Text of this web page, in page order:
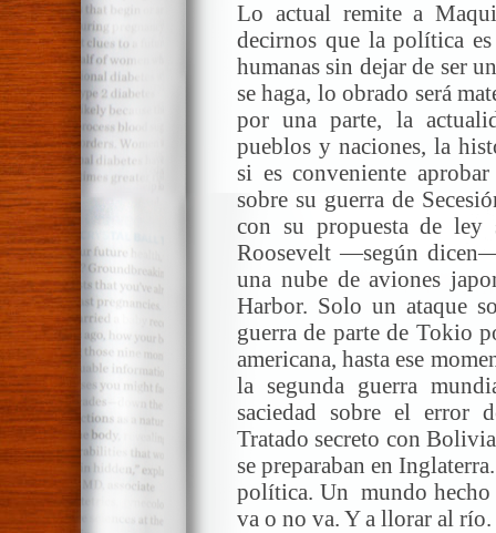
Lo actual remite a
decirnos que la política
humanas sin dejar de ser
se haga, lo obrado será
por una parte, la
pueblos y naciones, la
si es conveniente
sobre su guerra de
con su propuesta de
Roosevelt —según
una nube de aviones
Harbor. Solo un ataque
guerra de parte de Tokio
americana, hasta ese
la segunda guerra
saciedad sobre el error
Tratado secreto con
se preparaban en
política. Un mundo hecho
va o no va. Y a llorar al río.